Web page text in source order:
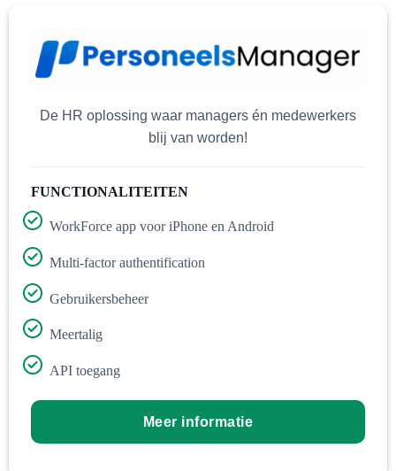
De HR oplossing waar managers én medewerkers
blij van worden!
FUNCTIONALITEITEN
WorkForce app voor iPhone en Android
Multi-factor authentification
Gebruikersbeheer
Meertalig
API toegang
Meer informatie